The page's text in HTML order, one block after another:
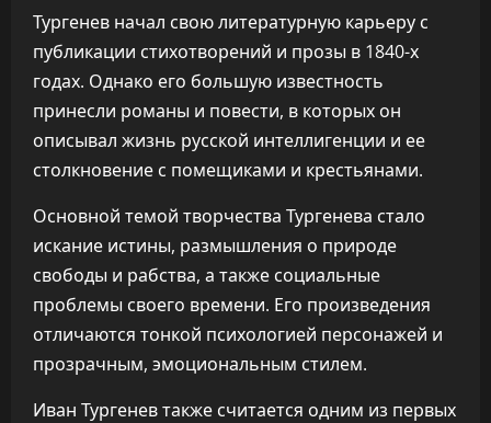
Тургенев начал свою литературную карьеру с
публикации стихотворений и прозы в 1840-х
годах. Однако его большую известность
принесли романы и повести, в которых он
описывал жизнь русской интеллигенции и ее
столкновение с помещиками и крестьянами.
Основной темой творчества Тургенева стало
искание истины, размышления о природе
свободы и рабства, а также социальные
проблемы своего времени. Его произведения
отличаются тонкой психологией персонажей и
прозрачным, эмоциональным стилем.
Иван Тургенев также считается одним из первых